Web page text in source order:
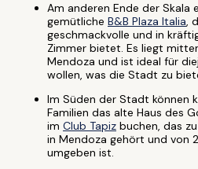
Am anderen Ende der Skala
gemütliche B&B Plaza Italia,
geschmackvolle und in
Zimmer bietet. Es liegt
Mendoza und ist ideal für
wollen, was die Stadt zu
Im Süden der Stadt können
Familien das alte Haus des
im Club Tapiz buchen, das
in Mendoza gehört und von
umgeben ist.